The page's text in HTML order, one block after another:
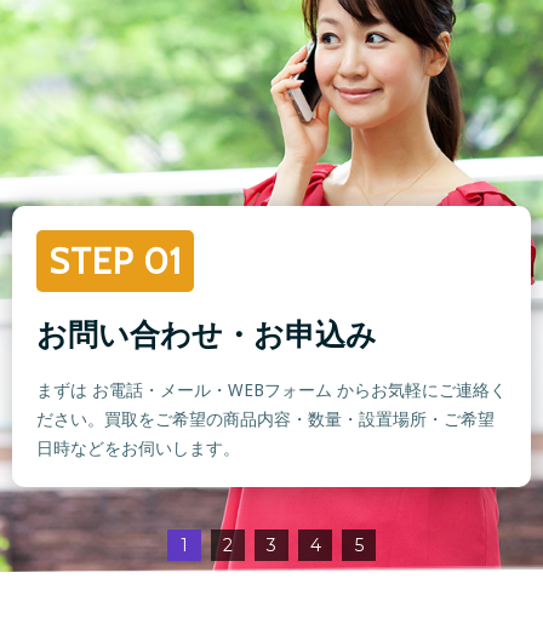
STEP 01
お問い合わせ・お申込み
まずは お電話・メール・WEBフォーム からお気軽にご連絡く
ださい。買取をご希望の商品内容・数量・設置場所・ご希望
日時などをお伺いします。
1 2 3 4 5